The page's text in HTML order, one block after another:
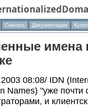
Скачать Документация
имена
08:08/ IDN
Names) "уже
и